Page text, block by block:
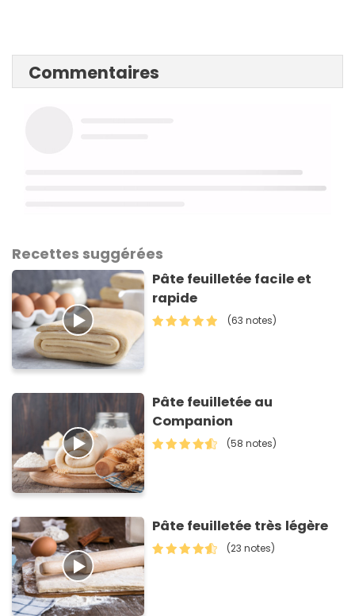
Commentaires
Recettes suggérées
Pâte feuilletée facile et
rapide
(63 notes)
Pâte feuilletée au
Companion
(58 notes)
Pâte feuilletée très légère
(23 notes)